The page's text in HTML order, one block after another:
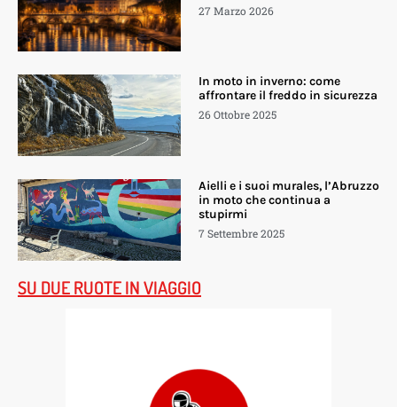
27 Marzo 2026
In moto in inverno: come
affrontare il freddo in sicurezza
26 Ottobre 2025
Aielli e i suoi murales, l’Abruzzo
in moto che continua a
stupirmi
7 Settembre 2025
SU DUE RUOTE IN VIAGGIO